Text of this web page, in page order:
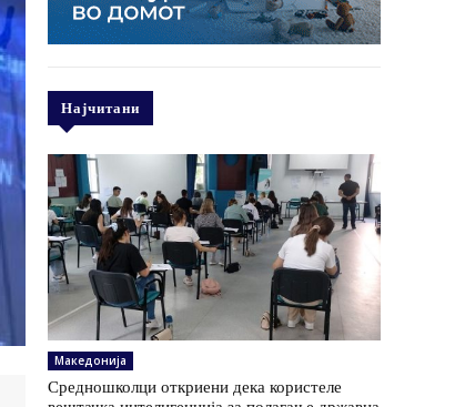
Најчитани
Македонија
Средношколци откриени дека користеле